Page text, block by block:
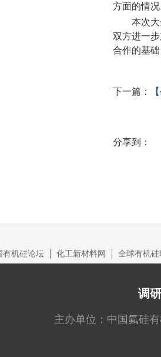
方面的情
本次
双方进一
合作的基
下一篇：
分享到：
有机硅论坛 化工新材料网 全球有机硅
调
主办单位：中国氟硅